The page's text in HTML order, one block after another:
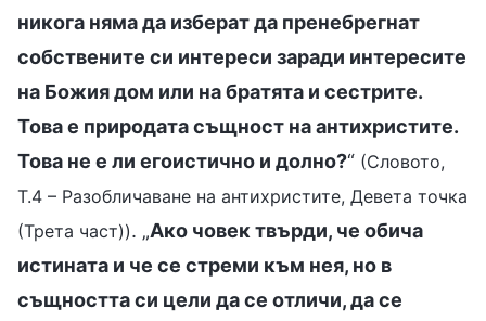
никога няма да изберат да пренебрегнат
собствените си интереси заради интересите
на Божия дом или на братята и сестрите.
Това е природата същност на антихристите.
Това не е ли егоистично и долно?“ (Словото,
Т.4 – Разобличаване на антихристите, Девета точка
(Трета част)). „Ако човек твърди, че обича
истината и че се стреми към нея, но в
същността си цели да се отличи, да се